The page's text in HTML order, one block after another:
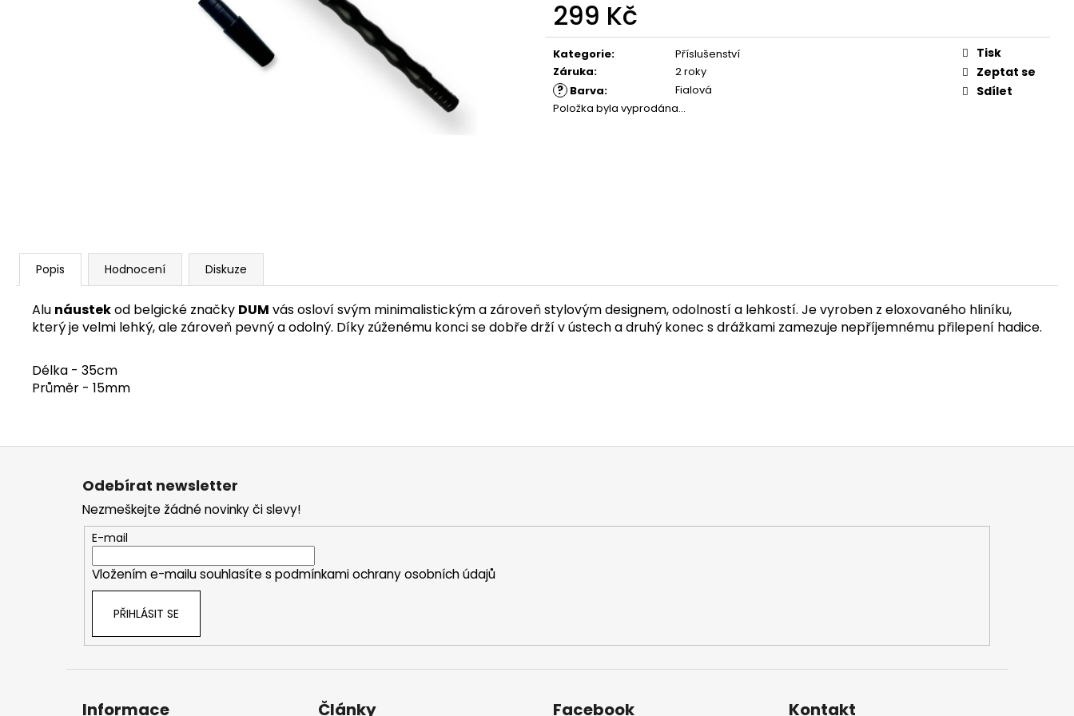
299 Kč
Měrná
cena:
Kategorie:
Příslušenství
Záruka: 2 roky
? Barva:
Fialová
Položka byla vyprodána…
Tisk
Zeptat se
Sdílet
Popis Hodnocení Diskuze
Alu náustekod belgické značky DUM vás osloví svým minimalistickým a zároveň stylovým designem, odolností a lehkostí. Je vyroben z eloxovaného hliníku,
který je velmi lehký, ale zároveň pevný a odolný. Díky zúženému konci se dobře drží v ústech a druhý konec s drážkami zamezuje nepříjemnému přilepení hadice.
Délka - 35cm
Průměr - 15mm
Z
Odebírat newsletter
Nezmeškejte žádné novinky či slevy!
E-mail
Vložením e-mailu souhlasíte s podmínkami ochrany osobních údajů
PŘIHLÁSIT SE
Informace Články Facebook Kontakt